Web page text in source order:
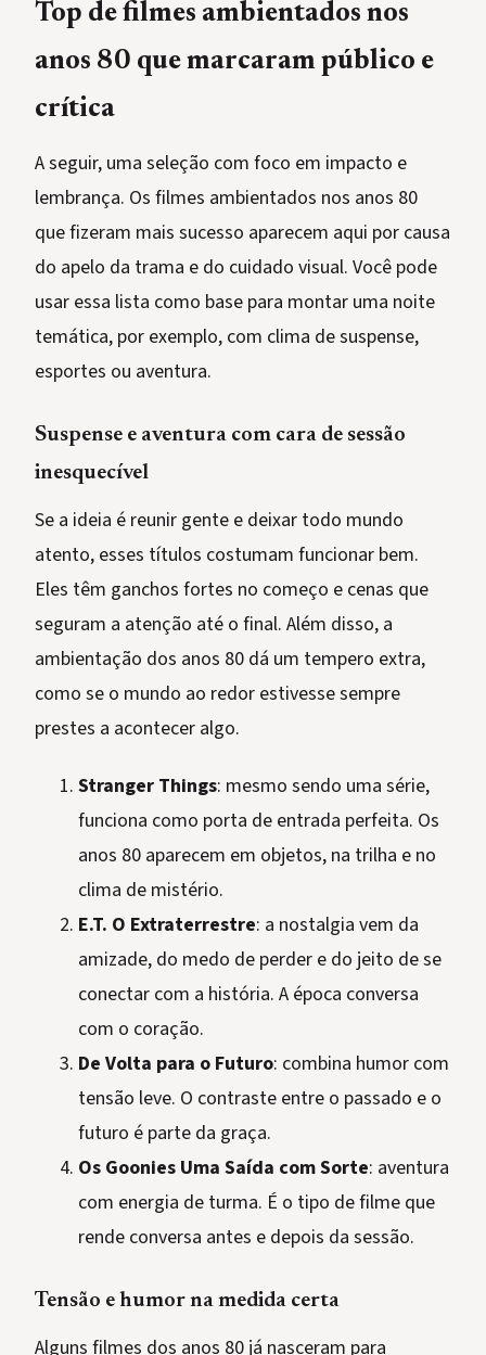
Top de filmes ambientados nos
anos 80 que marcaram público e
crítica
A seguir, uma seleção com foco em impacto e
lembrança. Os filmes ambientados nos anos 80
que fizeram mais sucesso aparecem aqui por causa
do apelo da trama e do cuidado visual. Você pode
usar essa lista como base para montar uma noite
temática, por exemplo, com clima de suspense,
esportes ou aventura.
Suspense e aventura com cara de sessão
inesquecível
Se a ideia é reunir gente e deixar todo mundo
atento, esses títulos costumam funcionar bem.
Eles têm ganchos fortes no começo e cenas que
seguram a atenção até o final. Além disso, a
ambientação dos anos 80 dá um tempero extra,
como se o mundo ao redor estivesse sempre
prestes a acontecer algo.
Stranger Things: mesmo sendo uma série,
funciona como porta de entrada perfeita. Os
anos 80 aparecem em objetos, na trilha e no
clima de mistério.
E.T. O Extraterrestre: a nostalgia vem da
amizade, do medo de perder e do jeito de se
conectar com a história. A época conversa
com o coração.
De Volta para o Futuro: combina humor com
tensão leve. O contraste entre o passado e o
futuro é parte da graça.
Os Goonies Uma Saída com Sorte: aventura
com energia de turma. É o tipo de filme que
rende conversa antes e depois da sessão.
Tensão e humor na medida certa
Alguns filmes dos anos 80 já nasceram para